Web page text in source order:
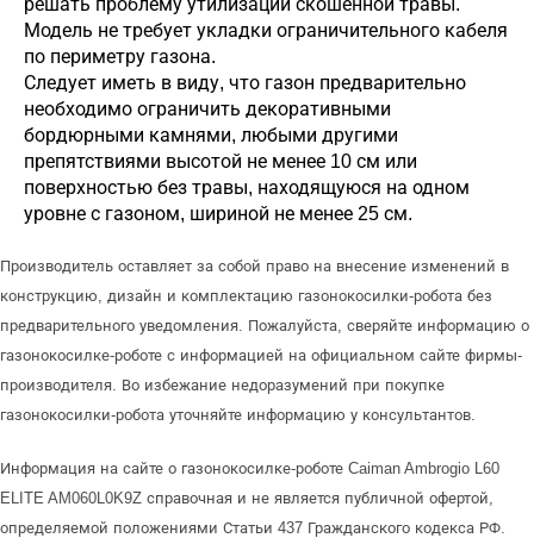
решать проблему утилизации скошенной травы.
Модель не требует укладки ограничительного кабеля
по периметру газона.
Следует иметь в виду, что газон предварительно
необходимо ограничить декоративными
бордюрными камнями, любыми другими
препятствиями высотой не менее 10 см или
поверхностью без травы, находящуюся на одном
уровне с газоном, шириной не менее 25 см.
Производитель оставляет за собой право на внесение изменений в
конструкцию, дизайн и комплектацию газонокосилки-робота без
предварительного уведомления. Пожалуйста, сверяйте информацию о
газонокосилке-роботе с информацией на официальном сайте фирмы-
производителя. Во избежание недоразумений при покупке
газонокосилки-робота уточняйте информацию у консультантов.
Информация на сайте о газонокосилке-роботе Caiman Ambrogio L60
ELITE AM060L0K9Z справочная и не является публичной офертой,
определяемой положениями Статьи 437 Гражданского кодекса РФ.